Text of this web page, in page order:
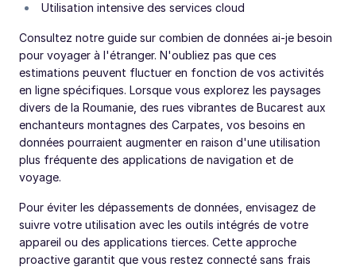
Utilisation intensive des services cloud
Consultez notre guide sur combien de données ai-je besoin
pour voyager à l'étranger. N'oubliez pas que ces
estimations peuvent fluctuer en fonction de vos activités
en ligne spécifiques. Lorsque vous explorez les paysages
divers de la Roumanie, des rues vibrantes de Bucarest aux
enchanteurs montagnes des Carpates, vos besoins en
données pourraient augmenter en raison d'une utilisation
plus fréquente des applications de navigation et de
voyage.
Pour éviter les dépassements de données, envisagez de
suivre votre utilisation avec les outils intégrés de votre
appareil ou des applications tierces. Cette approche
proactive garantit que vous restez connecté sans frais